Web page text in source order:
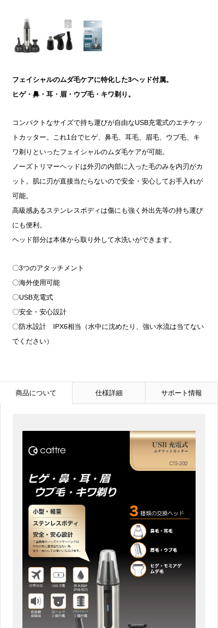
フェイシャルのムダ毛ケアに特化した3ヘッド付属。
ヒゲ・鼻・耳・眉・ウブ毛・キワ剃り。
コンパクトなサイズで持ち運びが自由なUSB充電式のエチケッ
トカッター。これ1台でヒゲ、鼻毛、耳毛、眉毛、ウブ毛、キ
ワ剃りといったフェイシャルのムダ毛ケアが可能。
ノーズトリマーヘッドは外刃の内部に入った毛のみを内刃がカ
ット。肌に刃が直接当たらないので安全・安心してお手入れが
可能。
高級感あるステンレスボディは傷にも強く外出先等の持ち運び
にも便利。
ヘッド部分は本体から取り外して水洗いができます。
〇3つのアタッチメント
〇海外使用可能
〇USB充電式
〇安全・安心設計
〇防水設計 IPX6相当（水中に沈めたり、強い水流は当てない
でください）
商品について 仕様詳細 サポート情報